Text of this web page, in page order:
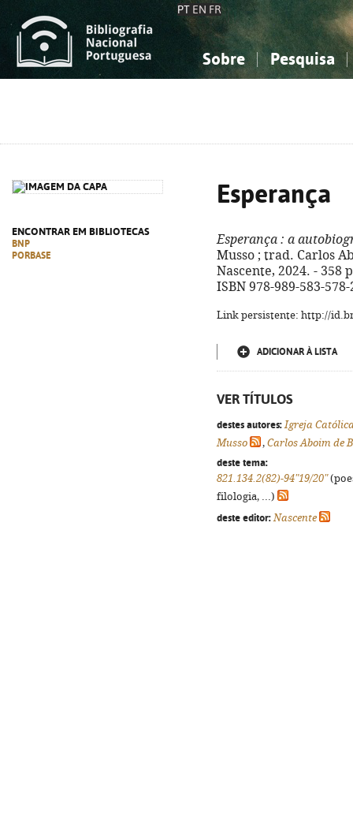
PT EN FR
Sobre Pesquisa
ENCONTRAR EM BIBLIOTECAS
BNP
PORBASE
Esperança
Esperança : a
Musso ; trad. Carlos
Nascente, 2024. - 358
ISBN 978-989-583-578-
Link persistente: http://
ADICIONAR À LISTA
VER TÍTULOS
destes autores: Igreja
Musso
, Carlos Aboim de
deste tema:
821.134.2(82)-94"19/20"
filologia, ...)
deste editor: Nascente